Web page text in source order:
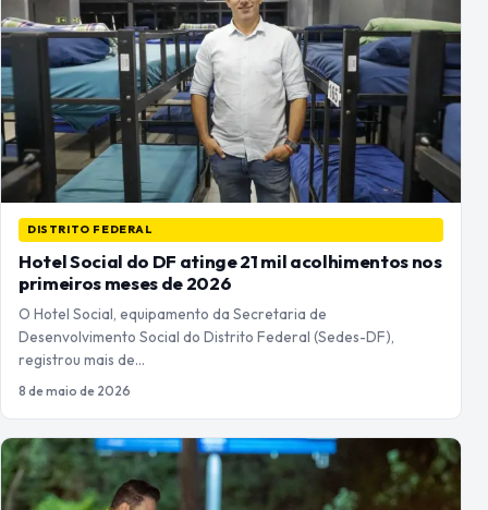
DISTRITO FEDERAL
Hotel Social do DF atinge 21 mil acolhimentos nos
primeiros meses de 2026
O Hotel Social, equipamento da Secretaria de
Desenvolvimento Social do Distrito Federal (Sedes-DF),
registrou mais de…
8 de maio de 2026